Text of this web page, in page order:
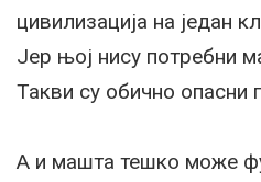
цивилизација на један
Јер њој нису потребни
Такви су обично опасни
А и машта тешко може